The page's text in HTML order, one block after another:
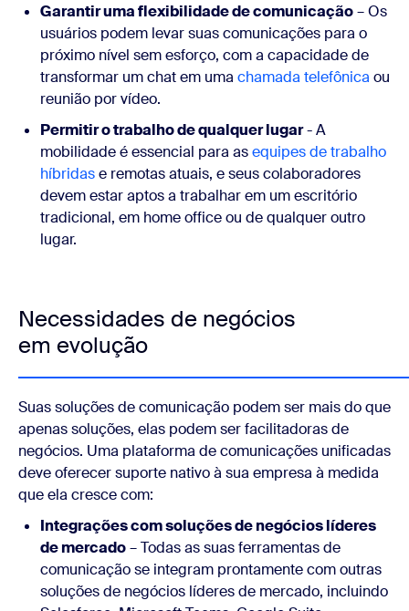
Garantir uma flexibilidade de comunicação– Os
usuários podem levar suas comunicações para o
próximo nível sem esforço, com a capacidade de
transformar um chat em uma chamada telefônica ou
reunião por vídeo.
Permitir o trabalho de qualquer lugar- A
mobilidade é essencial para asequipes de trabalho
híbridase remotas atuais, e seus colaboradores
devem estar aptos a trabalhar em um escritório
tradicional, em home office ou de qualquer outro
lugar.
Necessidades de negócios
em evolução
Suas soluções de comunicação podem ser mais do que
apenas soluções, elas podem ser facilitadoras de
negócios. Uma plataforma de comunicações unificadas
deve oferecer suporte nativo à sua empresa à medida
que ela cresce com:
Integrações com soluções de negócios líderes
de mercado– Todas as suas ferramentas de
comunicação se integram prontamente com outras
soluções de negócios líderes de mercado, incluindo